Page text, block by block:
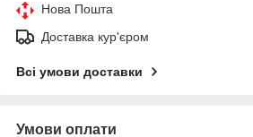
Нова Пошта
Доставка кур'єром
Всі умови доставки
Умови оплати